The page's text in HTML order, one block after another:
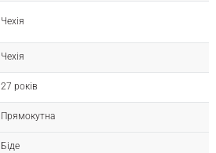
Чехія
Чехія
27 років
Прямокутна
Біде